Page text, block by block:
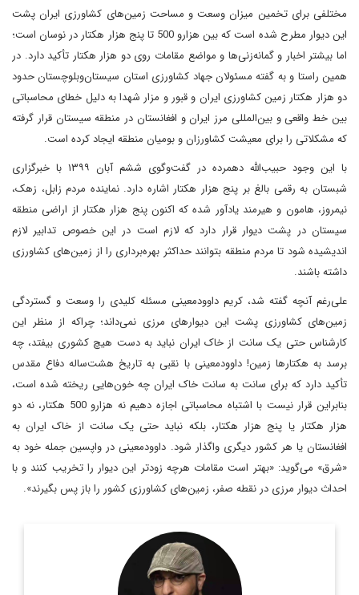
مختلفی برای تخمین میزان وسعت و مساحت زمین‌های کشاورزی ایران پشت
این دیوار مطرح شده است که بین هزارو 500 تا پنج هزار هکتار در نوسان است؛
اما بیشتر اخبار و گمانه‌زنی‌ها و مواضع مقامات روی دو هزار هکتار تأکید دارد. در
همین راستا و به گفته مسئولان جهاد کشاورزی استان سیستان‌و‌بلوچستان حدود
دو هزار هکتار زمین کشاورزی ایران و قبور و مزار شهدا به دلیل خطای محاسباتی
بین خط واقعی و بین‌المللی مرز ایران و افغانستان در منطقه سیستان قرار گرفته
که مشکلاتی را برای معیشت کشاورزان و بومیان منطقه ایجاد کرده است.
با این وجود حبیب‌الله دهمرده در گفت‌وگوی ششم آبان ۱۳۹۹ با خبرگزاری
شبستان به رقمی بالغ بر پنج هزار هکتار اشاره دارد. نماینده مردم زابل، زهک،
نیمروز، هامون و هیرمند یادآور شده که اکنون پنج‌ هزار هکتار از اراضی منطقه
سیستان در پشت دیوار قرار دارد که لازم است در این خصوص تدابیر لازم
اندیشیده شود تا مردم منطقه بتوانند حداکثر بهره‌برداری را از زمین‌های کشاورزی
داشته باشند.
علی‌رغم آنچه گفته شد، کریم داوودمعینی مسئله کلیدی را وسعت و گستردگی
زمین‌های کشاورزی پشت این دیوار‌های مرزی نمی‌داند؛ چراکه از منظر این
کارشناس حتی یک سانت از خاک ایران نباید به دست هیچ کشوری بیفتد، چه
برسد به هکتارها زمین! داوودمعینی با نقبی به تاریخ هشت‌ساله دفاع مقدس
تأکید دارد که برای سانت به سانت خاک ایران چه خون‌هایی ریخته شده است،
بنابراین قرار نیست با اشتباه محاسباتی اجازه دهیم نه هزارو 500 هکتار، نه دو
هزار هکتار یا پنج هزار هکتار، بلکه نباید حتی یک سانت از خاک ایران به
افغانستان یا هر کشور دیگری واگذار شود. داوودمعینی در واپسین جمله خود به
«شرق» می‌گوید: «بهتر است مقامات هر‌چه زودتر این دیوار را تخریب کنند و با
احداث دیوار مرزی در نقطه صفر، زمین‌های کشاورزی کشور را باز پس بگیرند».
روزنامه نگار و کارشناس ارشد روزنامه نگاری سیاسی و عضو
تحریریه دیپلماسی ایرانی.